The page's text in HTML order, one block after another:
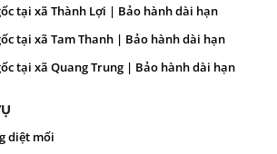
tại xã Thành Lợi | Bảo hành dài hạn
tại xã Tam Thanh | Bảo hành dài hạn
tại xã Quang Trung | Bảo hành dài hạn
diệt mối